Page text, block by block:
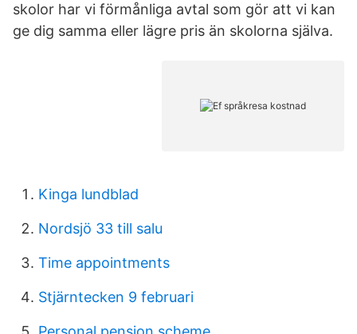
skolor har vi förmånliga avtal som gör att vi kan
ge dig samma eller lägre pris än skolorna själva.
Kinga lundblad
Nordsjö 33 till salu
Time appointments
Stjärntecken 9 februari